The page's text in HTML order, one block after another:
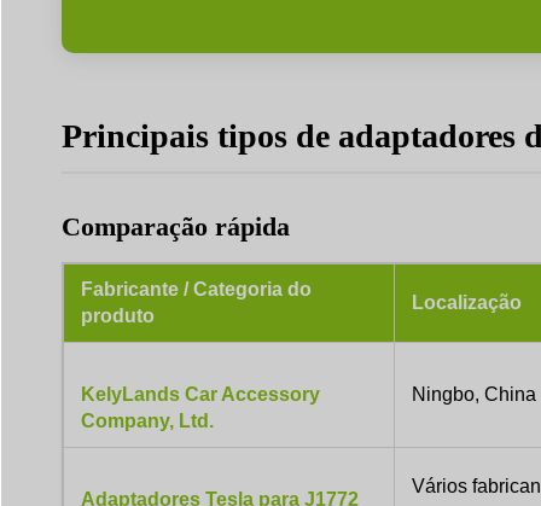
Principais tipos de adaptadores
Comparação rápida
Fabricante / Categoria do
produto
Localização
KelyLands Car Accessory
Company, Ltd.
Ningbo, China
Adaptadores Tesla para J1772
Vários